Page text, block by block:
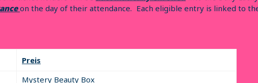
on the day of their attendance. Each eligible entry is linked to
Preis
Mystery Beauty Box